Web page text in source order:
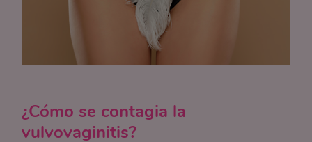
¿Cómo se contagia la
vulvovaginitis?